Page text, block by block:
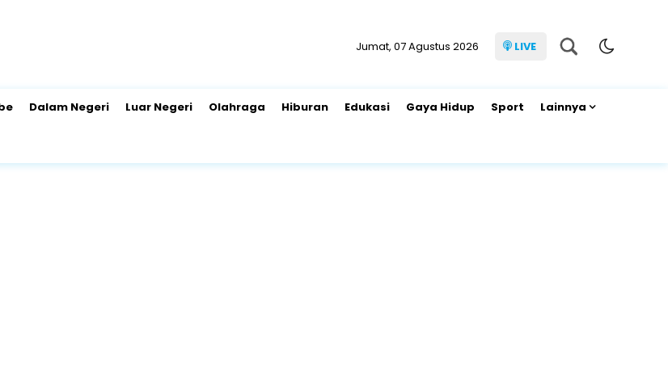
Jumat, 07 Agustus 2026 LIVE
Dalam Negeri Luar Negeri Olahraga Hiburan Edukasi Gaya Hidup Sport Lainnya